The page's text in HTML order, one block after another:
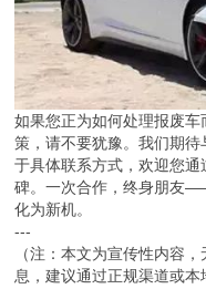
如果您正为如何处理报废
策，请不要犹豫。我们期
于具体联系方式，欢迎您
碑。一次合作，终身朋友
化为新机。
---
（注：本文为宣传性内容
息，建议通过正规渠道或本